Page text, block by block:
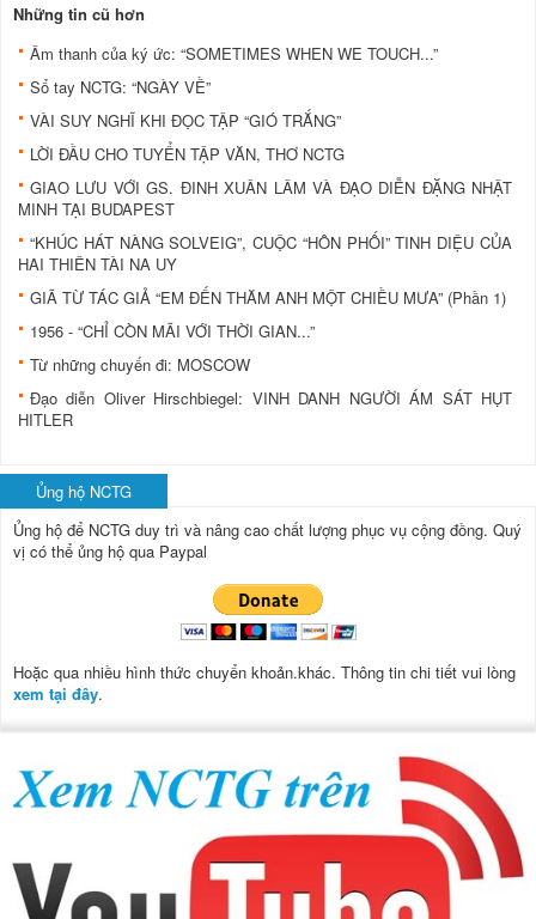
Những tin cũ hơn
Âm thanh của ký ức: “SOMETIMES WHEN WE TOUCH...”
Sổ tay NCTG: “NGÀY VỀ”
VÀI SUY NGHĨ KHI ĐỌC TẬP “GIÓ TRẮNG”
LỜI ĐẦU CHO TUYỂN TẬP VĂN, THƠ NCTG
GIAO LƯU VỚI GS. ĐINH XUÂN LÂM VÀ ĐẠO DIỄN ĐẶNG NHẬT
MINH TẠI BUDAPEST
“KHÚC HÁT NÀNG SOLVEIG”, CUỘC “HÔN PHỐI” TINH DIỆU CỦA
HAI THIÊN TÀI NA UY
GIÃ TỪ TÁC GIẢ “EM ĐẾN THĂM ANH MỘT CHIỀU MƯA” (Phần 1)
1956 - “CHỈ CÒN MÃI VỚI THỜI GIAN...”
Từ những chuyến đi: MOSCOW
Đạo diễn Oliver Hirschbiegel: VINH DANH NGƯỜI ÁM SÁT HỤT
HITLER
Ủng hộ NCTG
Ủng hộ để NCTG duy trì và nâng cao chất lượng phục vụ cộng đồng. Quý
vị có thể ủng hộ qua Paypal
Hoặc qua nhiều hình thức chuyển khoản.khác. Thông tin chi tiết vui lòng
xem tại đây.